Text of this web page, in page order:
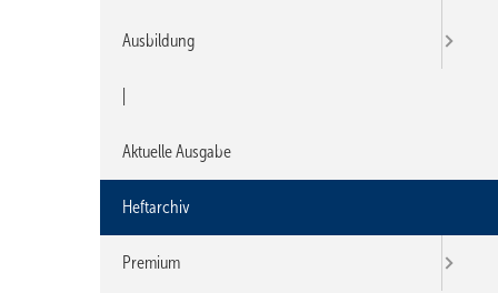
Ausbildung
Aktuelle Ausgabe
Heftarchiv
Premium